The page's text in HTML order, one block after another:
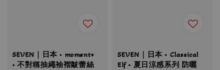
SEVEN｜日本 • moment+
• 不對稱抽繩袖褶皺蕾絲
SEVEN｜日本 • Classical
Elf • 夏日涼感系列 防曬